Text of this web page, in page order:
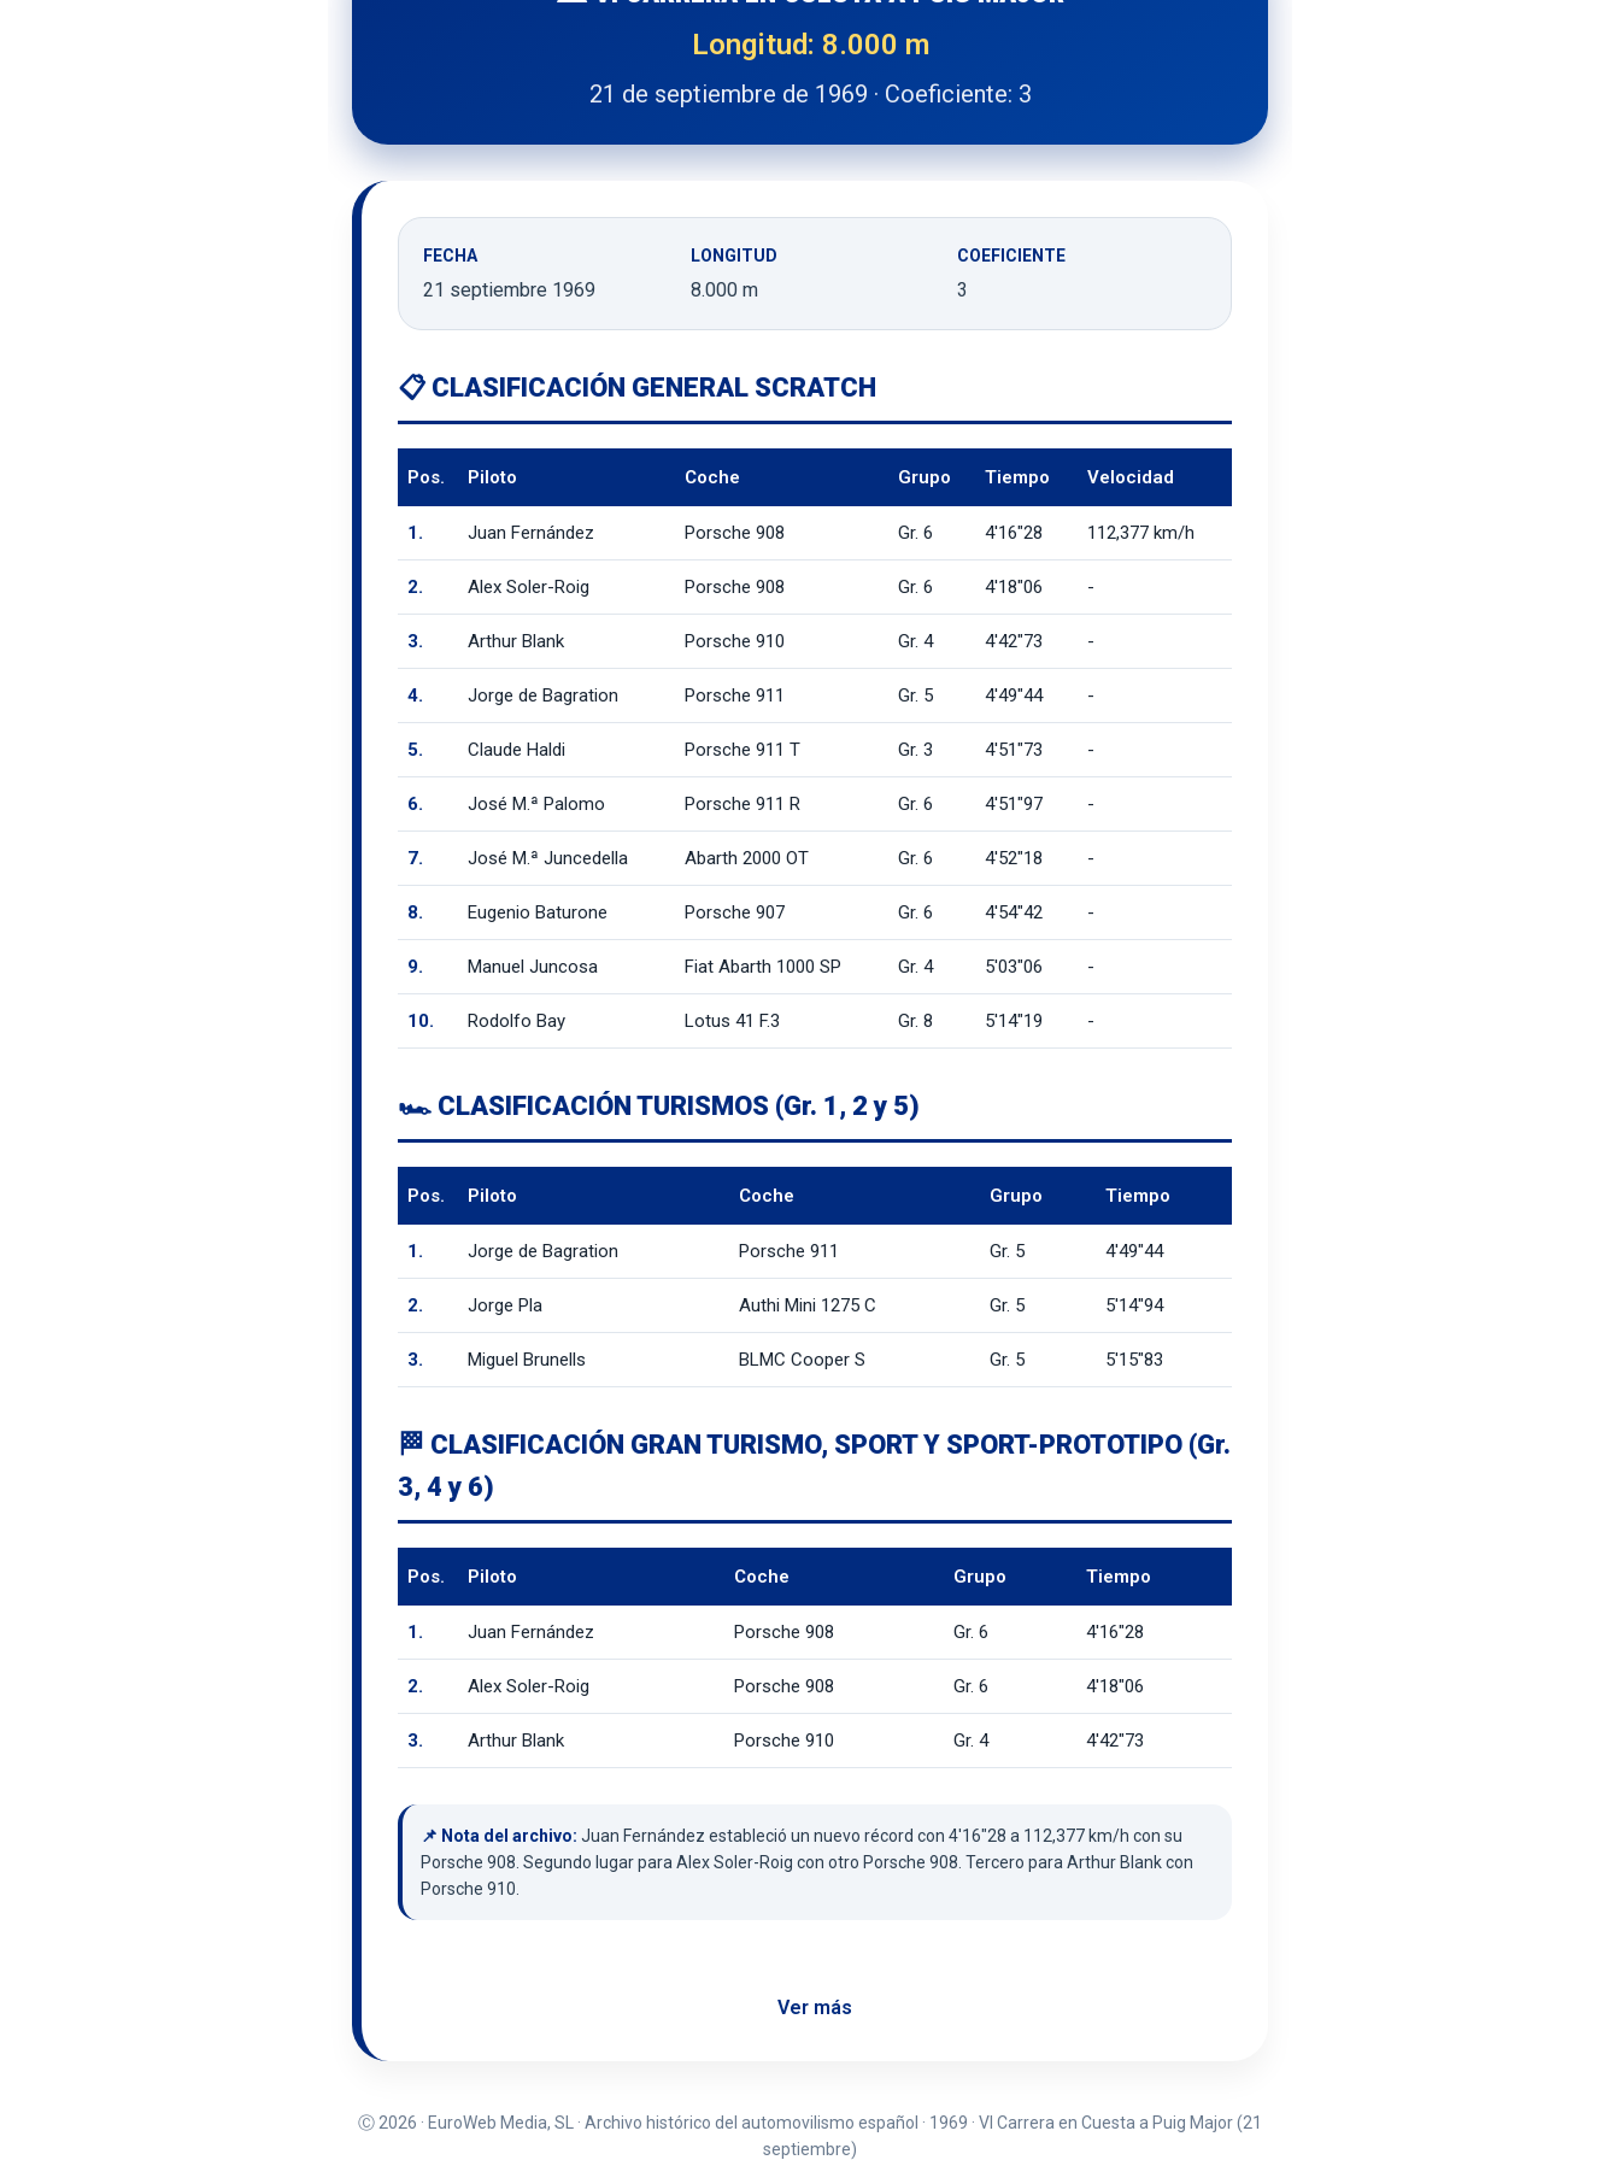
Longitud: 8.000 m
21 de septiembre de 1969 · Coeficiente: 3
FECHA
21 septiembre 1969
LONGITUD
8.000 m
COEFICIENTE
3
📋 CLASIFICACIÓN GENERAL SCRATCH
Pos. Piloto Coche Grupo Tiempo Velocidad
1. Juan Fernández Porsche 908 Gr. 6 4'16"28 112,377 km/h
2. Alex Soler-Roig Porsche 908 Gr. 6 4'18"06 -
3. Arthur Blank Porsche 910 Gr. 4 4'42"73 -
4. Jorge de Bagration Porsche 911 Gr. 5 4'49"44 -
5. Claude Haldi Porsche 911 T Gr. 3 4'51"73 -
6. José M.ª Palomo Porsche 911 R Gr. 6 4'51"97 -
7. José M.ª Juncedella Abarth 2000 OT Gr. 6 4'52"18 -
8. Eugenio Baturone Porsche 907 Gr. 6 4'54"42 -
9. Manuel Juncosa Fiat Abarth 1000 SP Gr. 4 5'03"06 -
10. Rodolfo Bay Lotus 41 F.3 Gr. 8 5'14"19 -
🏎️ CLASIFICACIÓN TURISMOS (Gr. 1, 2 y 5)
Pos. Piloto Coche Grupo Tiempo
1. Jorge de Bagration Porsche 911 Gr. 5 4'49"44
2. Jorge Pla Authi Mini 1275 C Gr. 5 5'14"94
3. Miguel Brunells BLMC Cooper S Gr. 5 5'15"83
🏁 CLASIFICACIÓN GRAN TURISMO, SPORT Y SPORT-PROTOTIPO (Gr.
3, 4 y 6)
Pos. Piloto Coche Grupo Tiempo
1. Juan Fernández Porsche 908 Gr. 6 4'16"28
2. Alex Soler-Roig Porsche 908 Gr. 6 4'18"06
3. Arthur Blank Porsche 910 Gr. 4 4'42"73
📌 Nota del archivo: Juan Fernández estableció un nuevo récord con 4'16"28 a 112,377 km/h con su
Porsche 908. Segundo lugar para Alex Soler-Roig con otro Porsche 908. Tercero para Arthur Blank con
Porsche 910.
Ver más
Ⓒ 2026 · EuroWeb Media, SL · Archivo histórico del automovilismo español · 1969 · VI Carrera en Cuesta a Puig Major (21
septiembre)